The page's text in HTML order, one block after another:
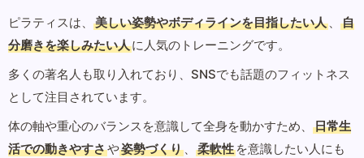
ピラティスは、 美しい姿勢やボディラインを目指したい人 、
自
分磨きを楽しみたい人に人気のトレーニングです。
多くの著名人も取り入れており、SNSでも話題のフィットネス
として注目されています。
体の軸や重心のバランスを意識して全身を動かすため、
日常生
活での動きやすさや姿勢づくり 、 柔軟性 を意識したい人にも